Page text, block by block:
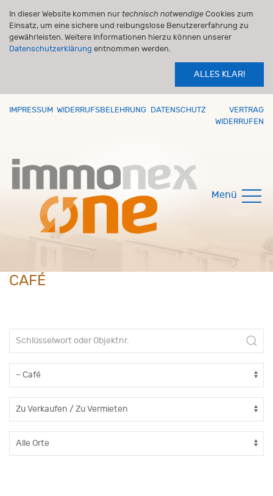
In dieser Website kommen nur technisch notwendige Cookies zum
Einsatz, um eine sichere und reibungslose Benutzererfahrung zu
gewährleisten. Weitere Informationen hierzu können unserer
Datenschutzerklärung entnommen werden.
ALLES KLAR!
IMPRESSUM WIDERRUFSBELEHRUNG DATENSCHUTZ
VERTRAG
WIDERRUFEN
Menü
CAFÉ